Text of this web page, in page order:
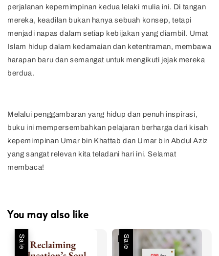
perjalanan kepemimpinan kedua lelaki mulia ini. Di tangan
mereka, keadilan bukan hanya sebuah konsep, tetapi
menjadi napas dalam setiap kebijakan yang diambil. Umat
Islam hidup dalam kedamaian dan ketentraman, membawa
harapan baru dan semangat untuk mengikuti jejak mereka
berdua.
Melalui penggambaran yang hidup dan penuh inspirasi,
buku ini mempersembahkan pelajaran berharga dari kisah
kepemimpinan Umar bin Khattab dan Umar bin Abdul Aziz
yang sangat relevan kita teladani hari ini. Selamat
membaca!
You may also like
Sale Sale